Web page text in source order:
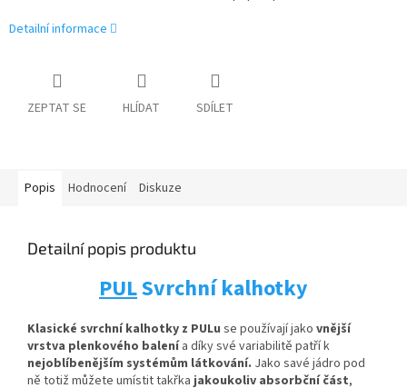
Detailní informace
ZEPTAT SE HLÍDAT SDÍLET
Popis Hodnocení Diskuze
Detailní popis produktu
PULSvrchní kalhotky
Klasické svrchní kalhotky z PULu se používají jako vnější
vrstva plenkového balenía díky své variabilitě patří k
nejoblíbenějším systémům látkování. Jako savé jádro pod
ně totiž můžete umístittakřkajakoukoliv absorbčníčást,